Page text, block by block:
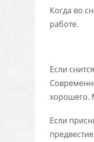
Когда во
работе.
Если
хорошего.
Если